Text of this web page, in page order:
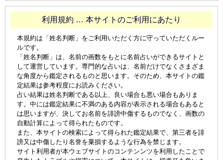
利用規約 … 本サイトのご利用にあたり
本規約は「姓名判断」をご利用いただく方に守っていただくルー
ルです。
「姓名判断」は、名前の画数をもとに名前占いができるサイトと
して運営しています。専門的な占いは、名前だけでなくさまざま
な角度から鑑定されるものと思います。そのため、本サイトの鑑
定結果は参考程度にお読みください。
占い結果は姓名判断である以上、良い場合も悪い場合もありま
す。中には鑑定結果に不満のある内容が表示される場合もあると
は思いますが、決してお名前を誹謗中傷するものでなく、画数の
自動計算によって得られたものです。
また、本サイトの検索によって得られた鑑定結果で、第三者を誹
謗又は中傷したり名誉を棄損するような行為を禁じます。
サイト利用者が本ウェブサイトのコンテンンツを利用したことで